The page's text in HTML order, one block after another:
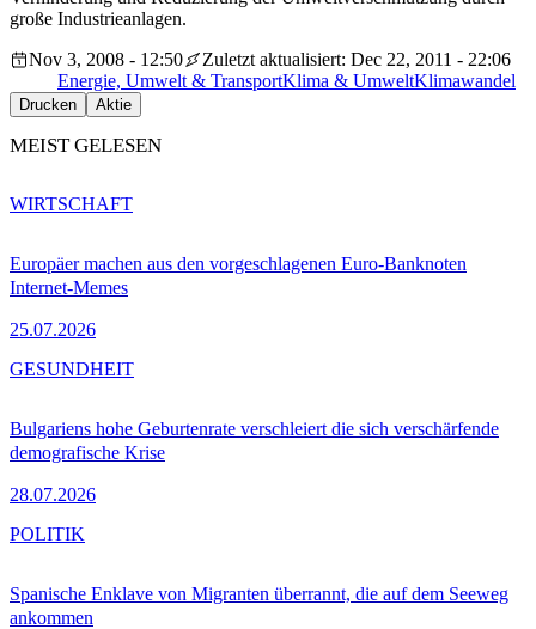
große Industrieanlagen.
Nov 3, 2008 - 12:50
Zuletzt aktualisiert: Dec 22, 2011 - 22:06
Energie, Umwelt & TransportKlima & UmweltKlimawandel
Drucken Aktie
MEIST GELESEN
Europäer machen aus den vorgeschlagenen Euro-Banknoten
Internet-Memes
25.07.2026
WIRTSCHAFT
Bulgariens hohe Geburtenrate verschleiert die sich verschärfende
demografische Krise
28.07.2026
GESUNDHEIT
Spanische Enklave von Migranten überrannt, die auf dem Seeweg
ankommen
POLITIK